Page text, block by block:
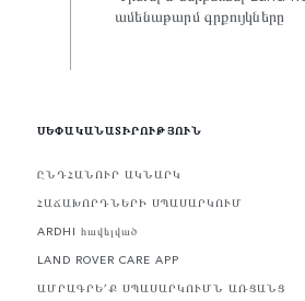
ամենաթարմ գրքույկները
ՍԵՓԱԿԱՆԱՏԻՐՈՒԹՅՈՒՆ
ԸՆԴՀԱՆՈՒՐ ԱԿՆԱՐԿ
ՀԱՃԱԽՈՐԴՆԵՐԻ ՍՊԱՍԱՐԿՈՒՄ
ARDHI հավելված
LAND ROVER CARE APP
ԱՄՐԱԳՐԵ՛Ք ՍՊԱՍԱՐԿՈՒՄՆ ԱՌՑԱՆՑ